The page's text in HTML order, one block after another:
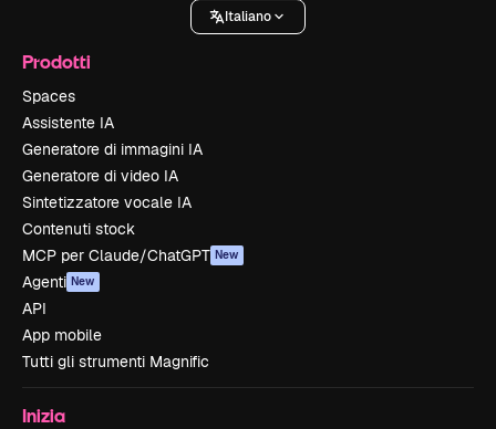
Italiano
Prodotti
Spaces
Assistente IA
Generatore di immagini IA
Generatore di video IA
Sintetizzatore vocale IA
Contenuti stock
MCP per Claude/ChatGPT New
Agenti New
API
App mobile
Tutti gli strumenti Magnific
Inizia